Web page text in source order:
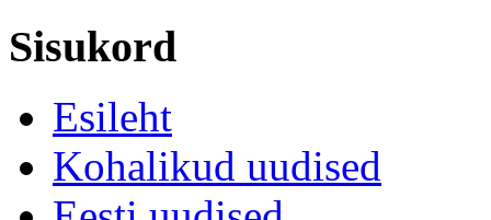
Sisukord
Esileht
Kohalikud uudised